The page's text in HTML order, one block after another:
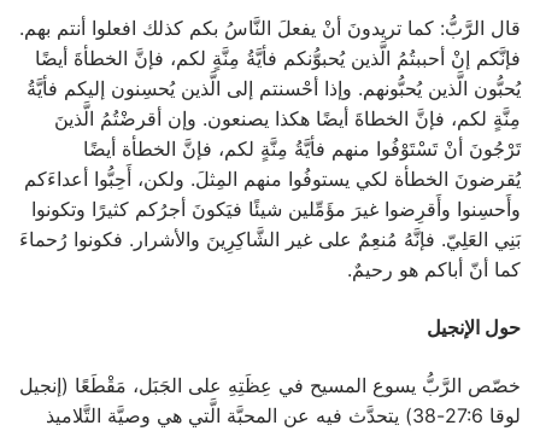
قال الرَّبُّ: كما تريدونَ أنْ يفعلَ النَّاسُ بكم كذلك افعلوا أنتم بهم.
فإنَّكم إنْ أحببتُمُ الَّذين يُحبوُّنكم فأيَّةُ مِنَّةٍ لكم، فإنَّ الخطأةَ أيضًا
يُحبُّون الَّذين يُحبُّونهم. وإذا أحْسنتم إلى الَّذين يُحسِنون إليكم فأيَّةُ
مِنَّةٍ لكم، فإنَّ الخطاةَ أيضًا هكذا يصنعون. وإن أقرضْتُمُ الَّذينَ
تَرْجُونَ أنْ تَسْتَوْفُوا منهم فأيَّةُ مِنَّةٍ لكم، فإنَّ الخطأة أيضًا
يُقرضونَ الخطأة لكي يستوفُوا منهم المِثلَ. ولكن، أَحِبُّوا أعداءَكم
وأَحسِنوا وأَقرِضوا غيرَ مؤَمِّلين شيئًا فيَكونَ أجرُكم كثيرًا وتكونوا
بَنِي العَلِيّ. فإنَّهُ مُنعِمٌ على غير الشَّاكِرِينَ والأشرار. فكونوا رُحماءَ
كما أنّ أباكم هو رحيمٌ.
حول الإنجيل
خصّص الرَّبُّ يسوع المسيح في عِظَتِهِ على الجَبَل، مَقْطَعًا (إنجيل
لوقا 27:6-38) يتحدَّث فيه عن المحبَّة الَّتي هي وصيَّة التَّلاميذ